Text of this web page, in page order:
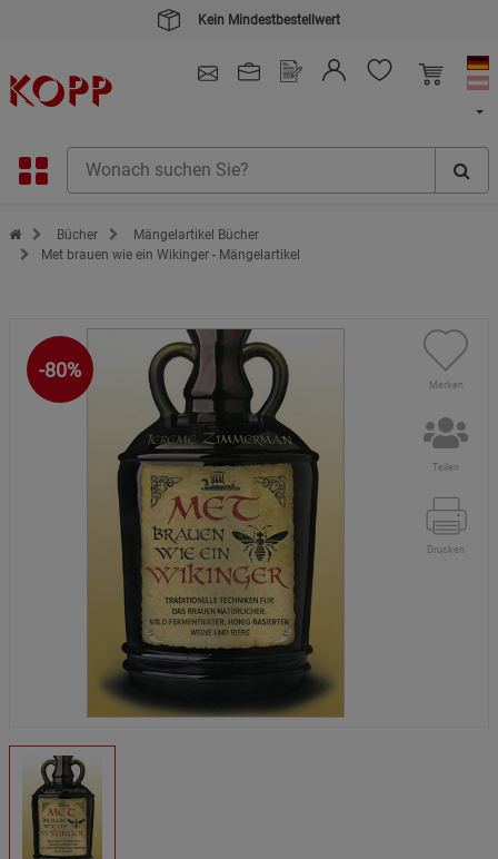
Kein Mindestbestellwert
Zur Startseite des Kopp Verlag Online-Shop
Bücher
Mängelartikel Bücher
Met brauen wie ein Wikinger - Mängelartikel
-80%
Merken
Teilen
Drucken